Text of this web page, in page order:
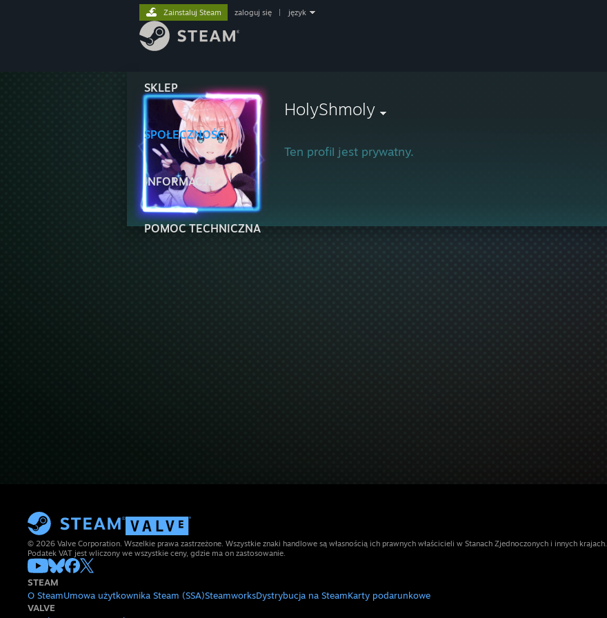
SKLEP
SPOŁECZNOŚĆ
INFORMACJE
POMOC TECHNICZNA
Zainstaluj Steam zaloguj się język
HolyShmoly
Ten profil jest prywatny.
© 2026 Valve Corporation. Wszelkie prawa zastrzeżone. Wszystkie znaki handlowe są własnością ich prawnych właścicieli w Stanach Zjednoczonych i innych krajach.
Podatek VAT jest wliczony we wszystkie ceny, gdzie ma on zastosowanie.
STEAM
O SteamUmowa użytkownika Steam (SSA)SteamworksDystrybucja na SteamKarty podarunkowe
VALVE